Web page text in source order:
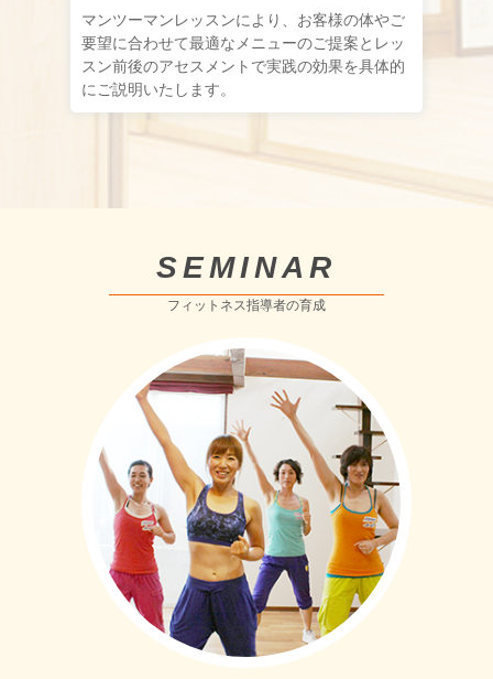
マンツーマンレッスンにより、お客様の体やご
要望に合わせて最適なメニューのご提案とレッ
スン前後のアセスメントで実践の効果を具体的
にご説明いたします。
SEMINAR
フィットネス指導者の育成